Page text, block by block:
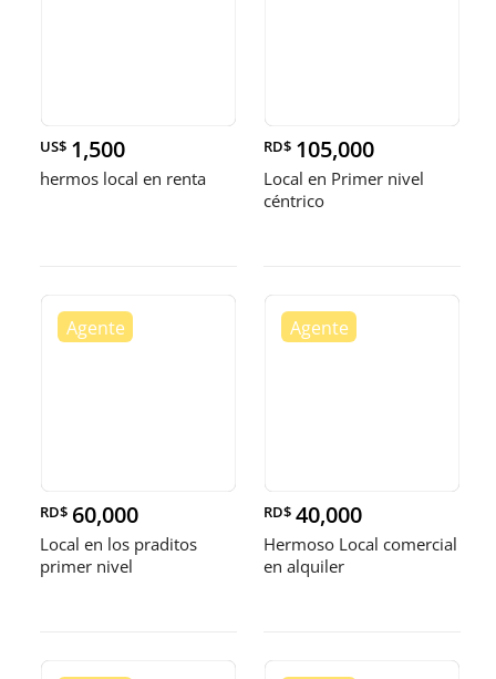
US$ 1,500
hermos local en renta
RD$ 105,000
Local en Primer nivel
céntrico
RD$ 60,000
Local en los praditos
primer nivel
RD$ 40,000
Hermoso Local comercial
en alquiler